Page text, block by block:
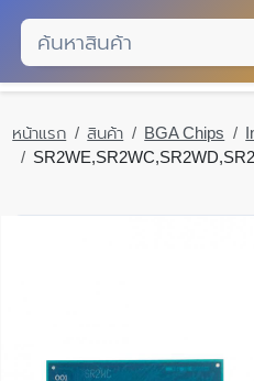
หน้าแรก สินค้า BGA Chips